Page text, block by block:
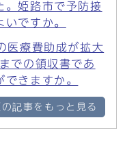
。姫路市で予防接
ですか。
医療費助成が拡大
での領収書であ
きますか。
の記事をもっと見る